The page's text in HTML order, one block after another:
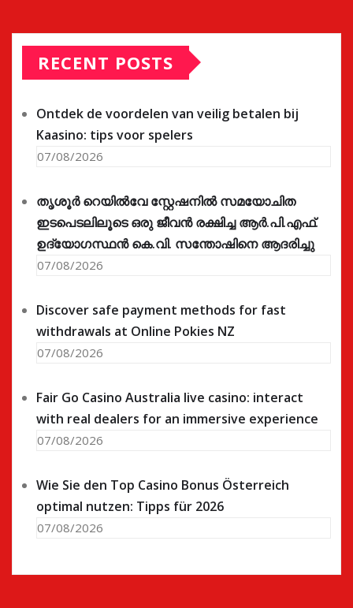
RECENT POSTS
Ontdek de voordelen van veilig betalen bij
Kaasino: tips voor spelers
07/08/2026
തൃശൂർ റെയിൽവേ സ്റ്റേഷനിൽ സമയോചിത
ഇടപെടലിലൂടെ ഒരു ജീവൻ രക്ഷിച്ച ആർ.പി.എഫ്.
ഉദ്യോഗസ്ഥൻ കെ.വി. സന്തോഷിനെ ആദരിച്ചു
07/08/2026
Discover safe payment methods for fast
withdrawals at Online Pokies NZ
07/08/2026
Fair Go Casino Australia live casino: interact
with real dealers for an immersive experience
07/08/2026
Wie Sie den Top Casino Bonus Österreich
optimal nutzen: Tipps für 2026
07/08/2026